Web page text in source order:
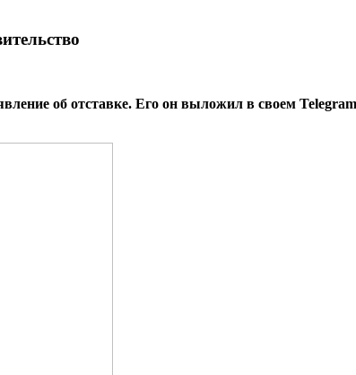
об отставке. Его он выложил в своем